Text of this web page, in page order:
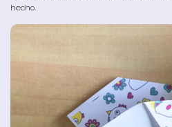
hecho.